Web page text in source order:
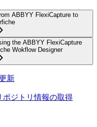
ABBYY FlexiCapture to
the ABBYY FlexiCapture
Wokflow Designer
新
ポジトリ情報の取得